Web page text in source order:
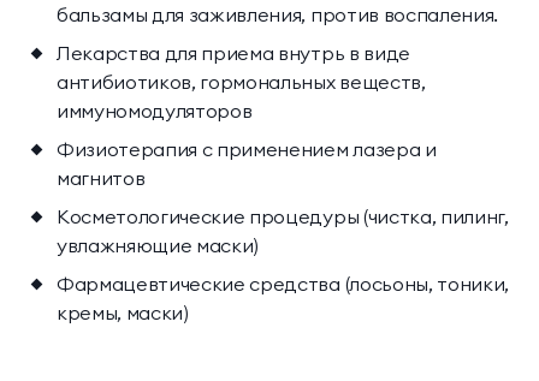
бальзамы для заживления, против воспаления.
Лекарства для приема внутрь в виде
антибиотиков, гормональных веществ,
иммуномодуляторов
Физиотерапия с применением лазера и
магнитов
Косметологические процедуры (чистка, пилинг,
увлажняющие маски)
Фармацевтические средства (лосьоны, тоники,
кремы, маски)